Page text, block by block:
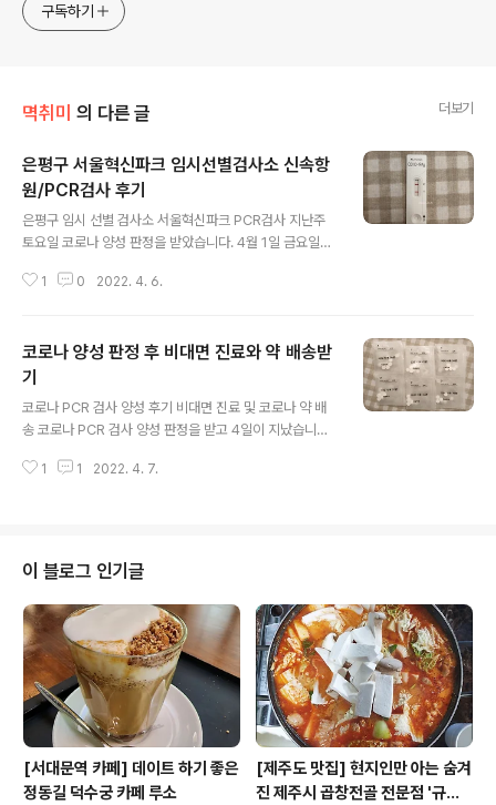
구독하기
멱취미 의 다른 글 더보기
은평구 서울혁신파크 임시선별검사소 신속항
원/PCR검사 후기
은평구 임시 선별 검사소 서울혁신파크 PCR검사 지난주
토요일 코로나 양성 판정을 받았습니다. 4월 1일 금요일부
4월 2일 임시 선별 검사소에서 PCR 검사를 진행하였습니
와서 아침이 되자마자 PCR을 받으러 갔습니다. 내가 코로
나 양성이라니.. 집에서 가장 가까운 은평구 임시선별검사
소를 찾아보니 서울혁신파크였습니다. 9시부터 검사를 한
다고 해서 줄을 서기 싫어 8시 30분에 출발했어요. 50분
신파크 임시선별소는 불광역에서 10분정도 되는 거리에
1 0 2022. 4. 6.
코로나 양성 판정 후 비대면 진료와 약 배송받
기
코로나 PCR 검사 양성 후기 비대면 진료 및 코로나 약 배
송 코로나 PCR 검사 양성 판정을 받고 4일이 지났습니다.
더라고요. 문자 내용을 보면 일단 집에서 자가격리를 해야
없는 것이에요. 보건소에서 확인 전화가 왔는데 약은 알아
서 하라고 하더라고요. 나갈 수는 없고 동거인 없으면 지인
이라도 부탁하라고 하는데 약하나 사다 달라고 누구를 부
르기도 그렇더라고요. 그래서 찾아보니 요즘에는 약도 배
송이 가능하다고 합니다. 특히, 코로나 양성 판정을 받으면
약 값과 배송비가 무료라고 합니..
1 1 2022. 4. 7.
이 블로그 인기글
[서대문역 카페] 데이트 하기 좋은
정동길 덕수궁 카페 루소
[제주도 맛집] 현지인만 아는 숨겨
진 제주시 곱창전골 전문점 '규태